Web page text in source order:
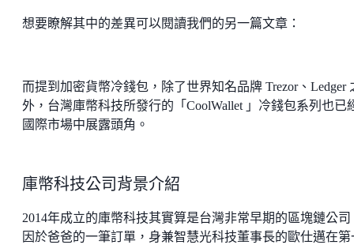
想要瞭解其中的差異可以閱讀我們的另一篇文章：
而提到加密貨幣冷錢包，除了世界知名品牌 Trezor、Ledger
外，台灣庫幣科技所發行的「CoolWallet 」冷錢包系列也已
國際市場中展露頭角。
庫幣科技公司背景介紹
2014年成立的庫幣科技其實算是台灣非常早期的區塊鏈公司
因於爸爸的一筆訂單，身兼智慧光科技董事長的歐仕邁在第